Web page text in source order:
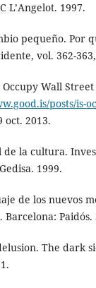
L’Angelot. 1997.
pequeño. Por
vol. 362-
Occupy Wall
posts/is-
oct. 2013.
de la cultura.
1999.
de los nuevos
Paidós.
The dark